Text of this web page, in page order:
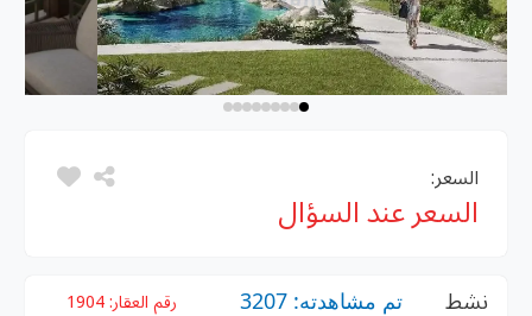
السعر:
السعر عند السؤال
نشط تم مشاهدته: 3207 رقم العقار:1904